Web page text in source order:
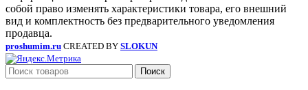
собой право изменять характеристики товара, его внешний
вид и комплектность без предварительного уведомления
продавца.
proshumim.ru CREATED BY SLOKUN
Поиск